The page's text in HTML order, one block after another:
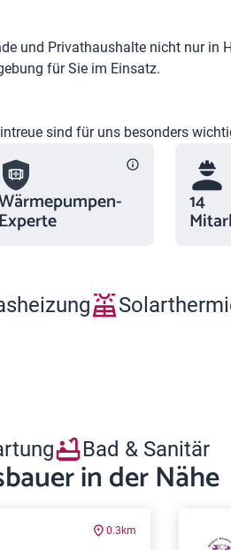
und Privathaushalte nicht nur in
für Sie im Einsatz.
sind für uns besonders
Experte
14
Bad & Sanitär
in der Nähe
0.3km